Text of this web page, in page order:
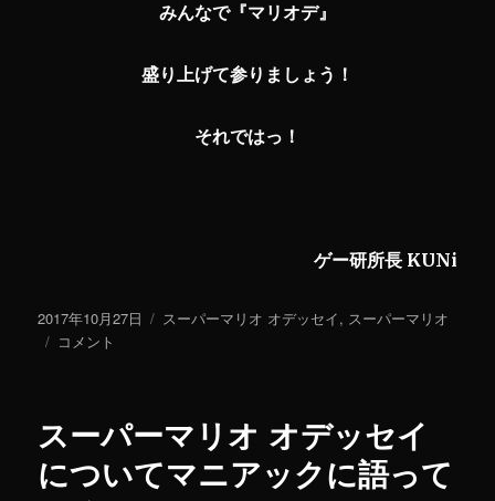
みんなで『マリオデ』
盛り上げて参りましょう！
それではっ！
ゲー研所長 KUNi
投
稿
2017年10月27日
カ
スーパーマリオ オデッセイ, スーパーマリオ
『Jump
発
記
コメント
スーパーマリオ オデッセイ
についてマニアックに語って